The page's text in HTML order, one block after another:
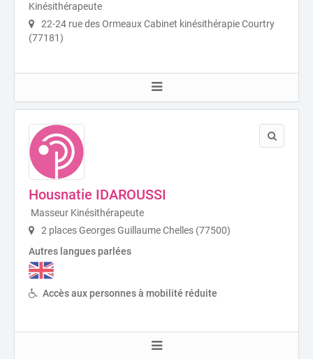
Kinésithérapeute
22-24 rue des Ormeaux Cabinet kinésithérapie Courtry
(77181)
Housnatie IDAROUSSI
Masseur Kinésithérapeute
2 places Georges Guillaume Chelles (77500)
Autres langues parlées
Accès aux personnes à mobilité réduite